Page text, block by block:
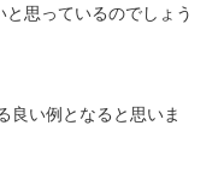
と思っているのでしょう
良い例となると思いま